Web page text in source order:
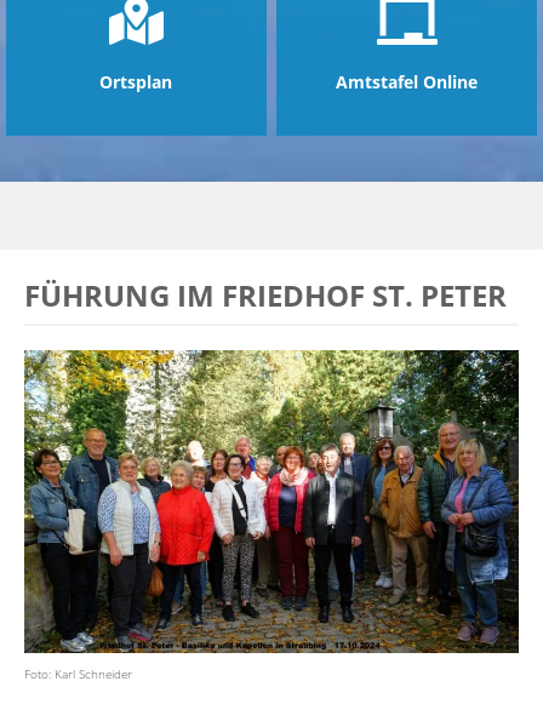
Ortsplan Amtstafel Online
FÜHRUNG IM FRIEDHOF ST. PETER
Foto: Karl Schneider